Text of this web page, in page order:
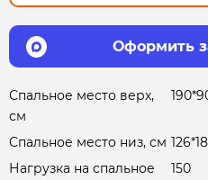
Оформить
Спальное место верх,
см
Спальное место низ, см
Нагрузка на спальное
150